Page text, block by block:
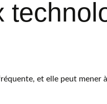
et elle peut mener